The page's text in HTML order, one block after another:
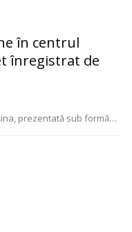
în centrul
înregistrat de
prezentată sub formă…